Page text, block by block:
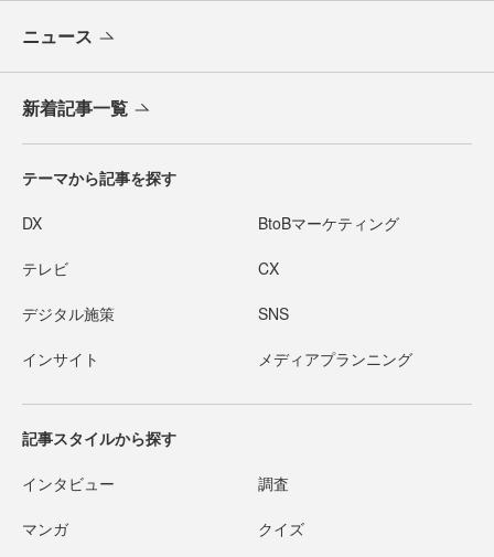
ニュース
新着記事一覧
テーマから記事を探す
DX BtoBマーケティング
テレビ CX
デジタル施策 SNS
インサイト メディアプランニング
記事スタイルから探す
インタビュー 調査
マンガ クイズ